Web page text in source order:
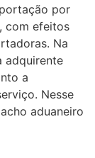
por
com efeitos
Na
adquirente
a
Nesse
aduaneiro